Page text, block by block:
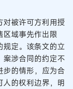
对被许可方利用授
区域事先作出限
规定。该条文的立
案涉合同的约定不
步的情形，应为合
人的权利边界，明